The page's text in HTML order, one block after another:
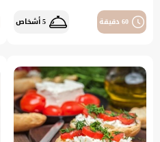
60 دقيقة 5 أشخاص